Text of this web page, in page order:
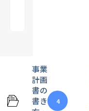
事業
計画
書の
書き
4